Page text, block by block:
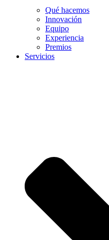
Qué hacemos
Innovación
Equipo
Experiencia
Premios
Servicios